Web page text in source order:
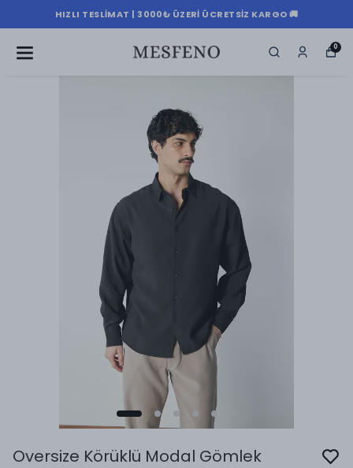
HIZLI TESLIMAT | 3000₺ ÜZERI ÜCRETSIZ KARGO 🚚
0
Oversize Körüklü Modal Gömlek